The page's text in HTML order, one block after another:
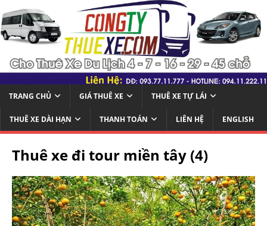
TRANG CHỦ GIÁ THUÊ XE THUÊ XE TỰ LÁI
THUÊ XE DÀI HẠN THANH TOÁN LIÊN HỆ ENGLISH
Thuê xe đi tour miền tây (4)